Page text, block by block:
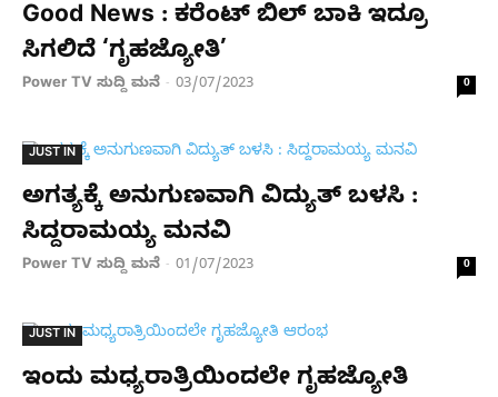
Good News : ಕರೆಂಟ್ ​ಬಿಲ್​​ ಬಾಕಿ ಇದ್ರೂ
ಸಿಗಲಿದೆ ‘ಗೃಹಜ್ಯೋತಿ’
Power TV ಸುದ್ದಿ ಮನೆ - 03/07/2023 0
JUST IN
ಅಗತ್ಯಕ್ಕೆ ಅನುಗುಣವಾಗಿ ವಿದ್ಯುತ್ ಬಳಸಿ :
ಸಿದ್ದರಾಮಯ್ಯ ಮನವಿ
Power TV ಸುದ್ದಿ ಮನೆ - 01/07/2023 0
JUST IN
ಇಂದು ಮಧ್ಯರಾತ್ರಿಯಿಂದಲೇ ಗೃಹಜ್ಯೋತಿ